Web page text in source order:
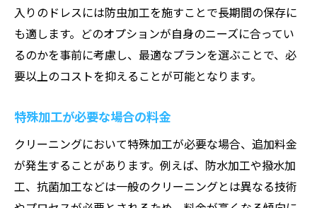
信頼できる業者を選ぶポイント
サービス品質の測り方
料金交渉で得られるメリット
安心して任せられる業者の探し方
入りのドレスには防虫加工を施すことで長期間の保存に
も適します。どのオプションが自身のニーズに合ってい
るのかを事前に考慮し、最適なプランを選ぶことで、必
要以上のコストを抑えることが可能となります。
特殊加工が必要な場合の料金
クリーニングにおいて特殊加工が必要な場合、追加料金
が発生することがあります。例えば、防水加工や撥水加
工、抗菌加工などは一般のクリーニングとは異なる技術